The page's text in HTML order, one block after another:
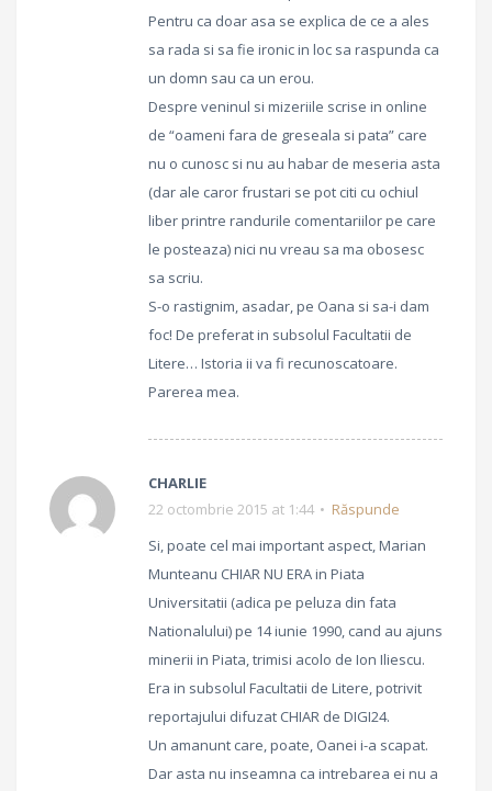
Pentru ca doar asa se explica de ce a ales
sa rada si sa fie ironic in loc sa raspunda ca
un domn sau ca un erou.
Despre veninul si mizeriile scrise in online
de “oameni fara de greseala si pata” care
nu o cunosc si nu au habar de meseria asta
(dar ale caror frustari se pot citi cu ochiul
liber printre randurile comentariilor pe care
le posteaza) nici nu vreau sa ma obosesc
sa scriu.
S-o rastignim, asadar, pe Oana si sa-i dam
foc! De preferat in subsolul Facultatii de
Litere… Istoria ii va fi recunoscatoare.
Parerea mea.
CHARLIE
22 octombrie 2015 at 1:44
Răspunde
Si, poate cel mai important aspect, Marian
Munteanu CHIAR NU ERA in Piata
Universitatii (adica pe peluza din fata
Nationalului) pe 14 iunie 1990, cand au ajuns
minerii in Piata, trimisi acolo de Ion Iliescu.
Era in subsolul Facultatii de Litere, potrivit
reportajului difuzat CHIAR de DIGI24.
Un amanunt care, poate, Oanei i-a scapat.
Dar asta nu inseamna ca intrebarea ei nu a